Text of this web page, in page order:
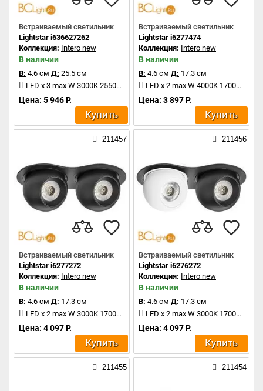
Встраиваемый светильник
Lightstar i636627262
Коллекция: Intero new
В наличии
В: 4.6 см Д: 25.5 см
LED x 3 max W 3000K 2550Lm
Цена: 5 946 Р.
Купить
Встраиваемый светильник
Lightstar i6277474
Коллекция: Intero new
В наличии
В: 4.6 см Д: 17.3 см
LED x 2 max W 4000K 1700Lm
Цена: 3 897 Р.
Купить
211457
Встраиваемый светильник
Lightstar i6277272
Коллекция: Intero new
В наличии
В: 4.6 см Д: 17.3 см
LED x 2 max W 3000K 1700Lm
Цена: 4 097 Р.
Купить
211456
Встраиваемый светильник
Lightstar i6276272
Коллекция: Intero new
В наличии
В: 4.6 см Д: 17.3 см
LED x 2 max W 3000K 1700Lm
Цена: 4 097 Р.
Купить
211455 211454